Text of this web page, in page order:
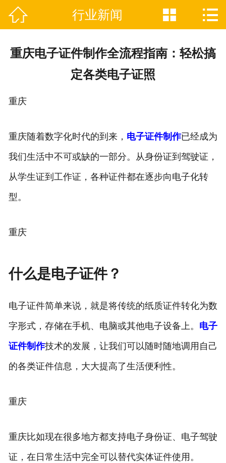
网站首页
 行业新闻  
重庆电子证件制作全流程指南：轻松搞
定各类电子证照
重庆
重庆随着数字化时代的到来， 电子证件制作已经成为
我们生活中不可或缺的一部分。从身份证到驾驶证，
从学生证到工作证，各种证件都在逐步向电子化转
型。
重庆
什么是电子证件？
电子证件简单来说，就是将传统的纸质证件转化为数
字形式，存储在手机、电脑或其他电子设备上。 电子
证件制作技术的发展，让我们可以随时随地调用自己
的各类证件信息，大大提高了生活便利性。
重庆
重庆比如现在很多地方都支持电子身份证、电子驾驶
证，在日常生活中完全可以替代实体证件使用。